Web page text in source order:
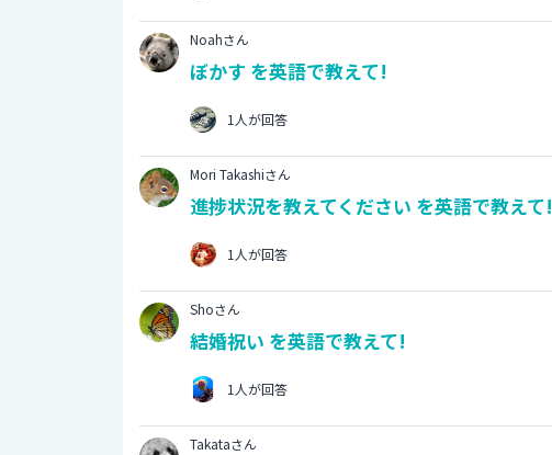
Noahさん
ぼかす を英語で教えて!
1人が回答
Mori Takashiさん
進捗状況を教えてください を英語で教えて!
1人が回答
Shoさん
結婚祝い を英語で教えて!
1人が回答
Takataさん